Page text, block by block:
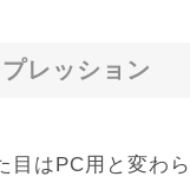
レッション
はPC用と変わら